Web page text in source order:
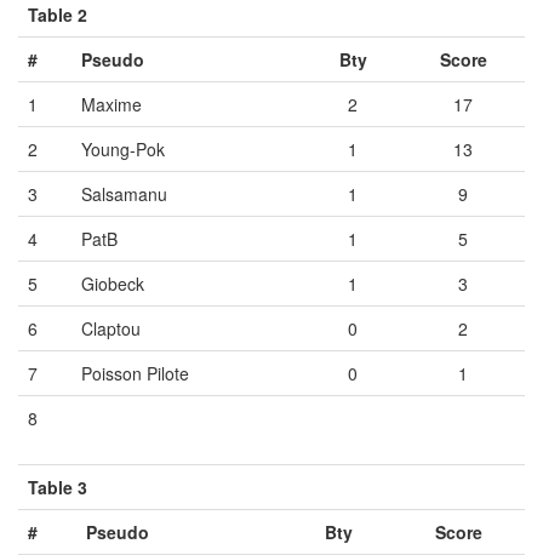
Table 2
#
Pseudo Bty
Score
1
Maxime 2
17
2
Young-Pok 1
13
3
Salsamanu 1
9
4
PatB 1
5
5
Giobeck 1
3
6
Claptou 0
2
7
Poisson Pilote 0
1
8
Table 3
#
Pseudo Bty
Score